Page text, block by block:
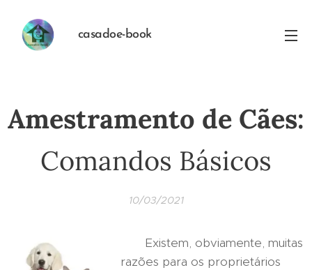
casadoe-book
Amestramento de Cães:
Comandos Básicos
10/03/2021
Existem, obviamente, muitas
razões para os proprietários